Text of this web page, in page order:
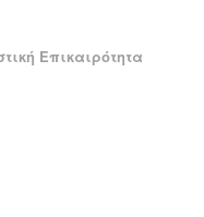
Επικαιρότητα